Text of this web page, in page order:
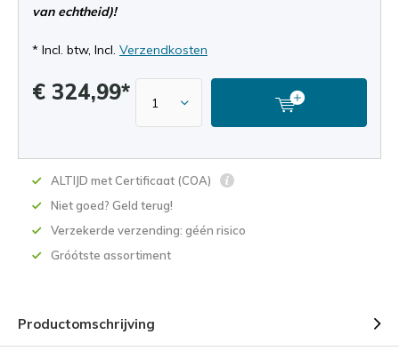
van echtheid)!
* Incl. btw, Incl. Verzendkosten
€ 324,99*
ALTIJD met Certificaat (COA)
Niet goed? Geld terug!
Verzekerde verzending: géén risico
Gróótste assortiment
Productomschrijving